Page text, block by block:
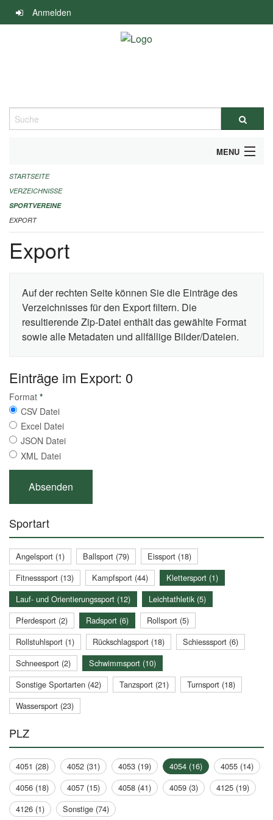
Navigation
überspringen
Anmelden
Suche
MENU
ALLGEMEINE INFORMATIONEN
FINANZIELLE UNTERSTÜTZUNG BENÖTIGT?
KONTAKT
STARTSEITE
VERZEICHNISSE
SPORTVEREINE
EXPORT
Export
Auf der rechten Seite können Sie die Einträge des
Verzeichnisses für den Export filtern. Die
resultierende Zip-Datei enthält das gewählte Format
sowie alle Metadaten und allfällige Bilder/Dateien.
Einträge im Export: 0
Format *
CSV Datei
Excel Datei
JSON Datei
XML Datei
Sportart
Angelsport (1) Ballsport (79)
Eissport (18)
Fitnesssport (13)
Kampfsport (44)
Klettersport (1)
Lauf- und Orientierungssport (12)
Leichtathletik (5)
Pferdesport (2)
Radsport (6)
Rollsport (5)
Rollstuhlsport (1)
Rückschlagsport (18)
Schiesssport (6)
Schneesport (2)
Schwimmsport (10)
Sonstige Sportarten (42)
Tanzsport (21)
Turnsport (18)
Wassersport (23)
PLZ
4051 (28) 4052 (31) 4053 (19) 4054 (16)
4055 (14)
4056 (18)
4057 (15) 4058 (41) 4059 (3)
4125 (19)
4126 (1)
Sonstige (74)